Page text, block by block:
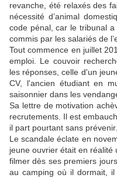
revanche, été relaxés des
nécessité d’animal
code pénal, car le tribunal
commis par les salariés de
Tout commence en juillet
emploi. Le couvoir
les réponses, celle d'un
CV, l'ancien étudiant en
saisonnier dans les
Sa lettre de motivation
recrutements. Il est
il part pourtant sans prévenir.
Le scandale éclate en
jeune ouvrier était en
filmer dès ses premiers
au camping où il dormait,